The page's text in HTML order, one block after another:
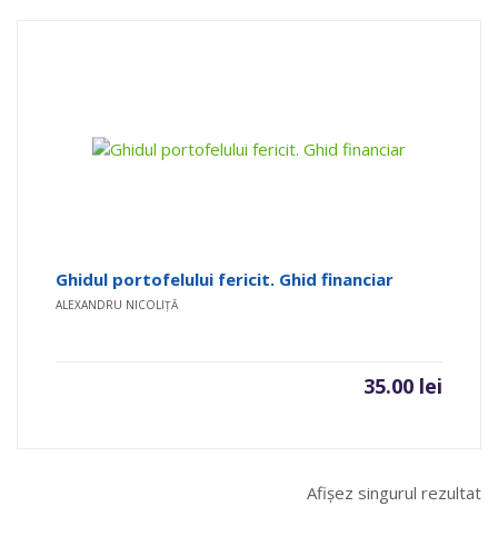
Ghidul portofelului fericit. Ghid financiar
ALEXANDRU NICOLIȚĂ
35.00 lei
Afișez singurul rezultat